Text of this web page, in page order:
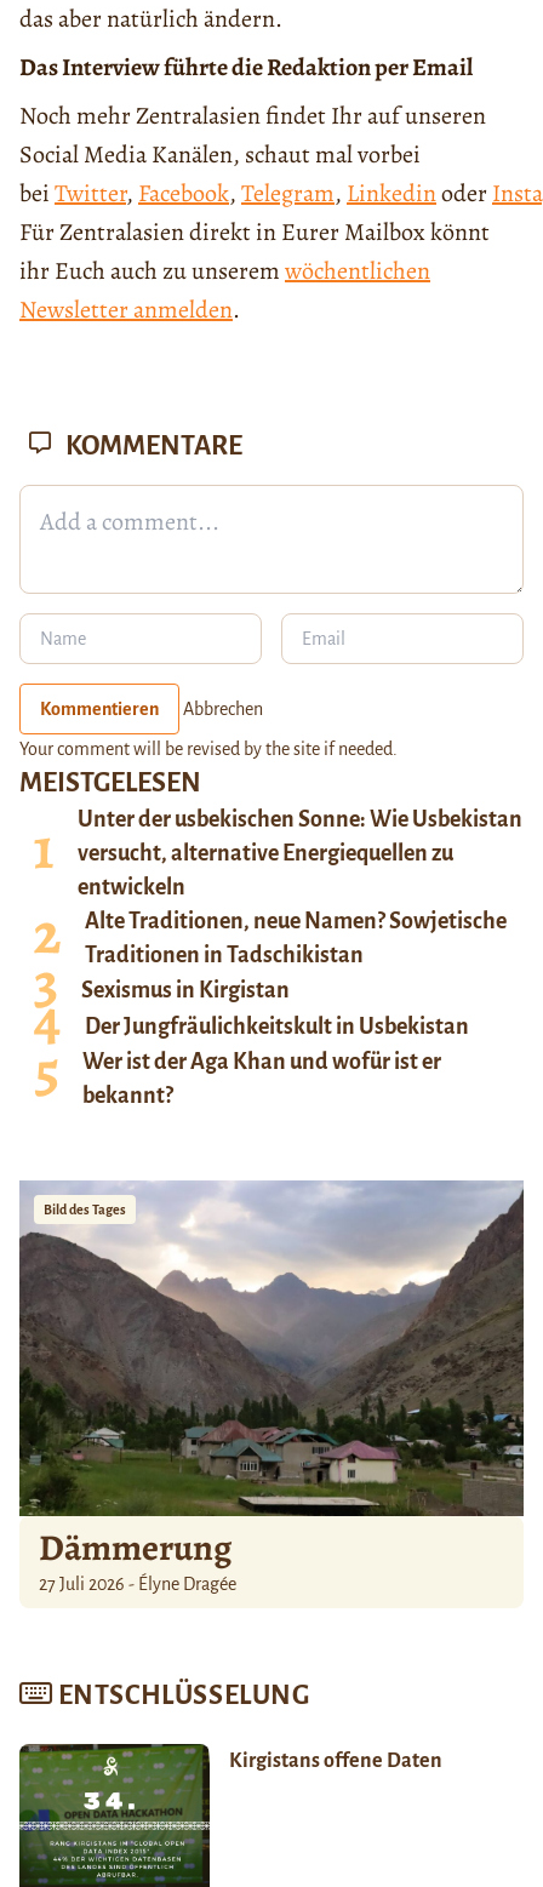
das aber natürlich ändern.
Das Interview führte die Redaktion per Email
Noch mehr Zentralasien findet Ihr auf unseren
Social Media Kanälen, schaut mal vorbei
beiTwitter, Facebook,Telegram, Linkedinoder
Für Zentralasien direkt in Eurer Mailbox könnt
ihr Euch auch zu unseremwöchentlichen
Newsletter anmelden.
MEISTGELESEN
Unter der usbekischen Sonne: Wie Usbekistan
versucht, alternative Energiequellen zu
entwickeln
Alte Traditionen, neue Namen? Sowjetische
Traditionen in Tadschikistan
Sexismus in Kirgistan
Der Jungfräulichkeitskult in Usbekistan
Wer ist der Aga Khan und wofür ist er
bekannt?
Bild des Tages
Dämmerung
27 Juli 2026 - Élyne Dragée
ENTSCHLÜSSELUNG
Kirgistans offene Daten
KOMMENTARE
Kommentieren Abbrechen
Your comment will be revised by the site if needed.